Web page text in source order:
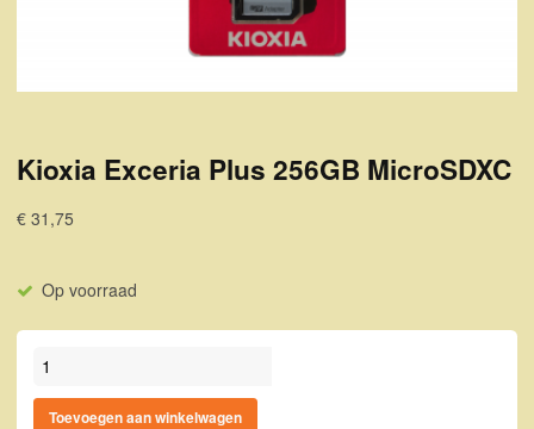
Kioxia Exceria Plus 256GB MicroSDXC
€ 31,75
Op voorraad
Kioxia Exceria Plus 256GB MicroSDXC aantal
Toevoegen aan winkelwagen